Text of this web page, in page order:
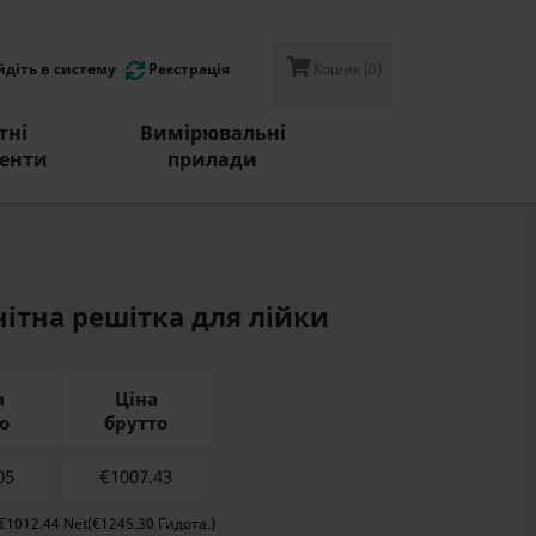
в систему Реєстрація Кошик (0)
Вимірювальні
прилади
решітка для лійки
Ціна
брутто
€1007.43
Net(€1245.30 Гидота.)